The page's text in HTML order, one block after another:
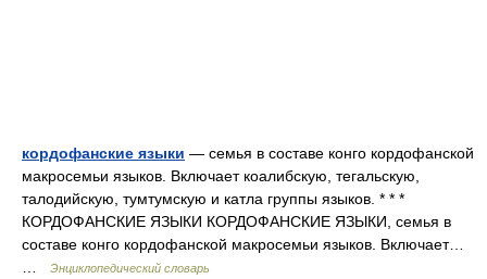
кордофанские языки — семья в составе конго кордофанской
макросемьи языков. Включает коалибскую, тегальскую,
талодийскую, тумтумскую и катла группы языков. * * *
КОРДОФАНСКИЕ ЯЗЫКИ КОРДОФАНСКИЕ ЯЗЫКИ, семья в
составе конго кордофанской макросемьи языков. Включает…
Энциклопедический словарь